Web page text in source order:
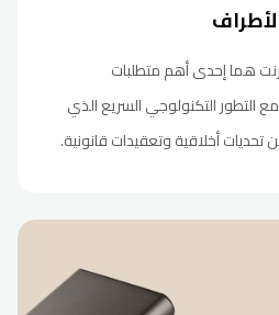
هما إحدى أهم متطلبات
التطور التكنولوجي السريع الذي
أخلاقية وتعقيدات قانونية.